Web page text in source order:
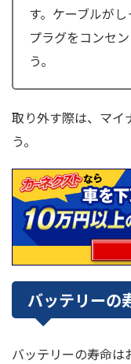
す。ケーブルが
プラグをコンセ
う。
取り外す際は、マイ
う。
バッテリーの
バッテリーの寿命は